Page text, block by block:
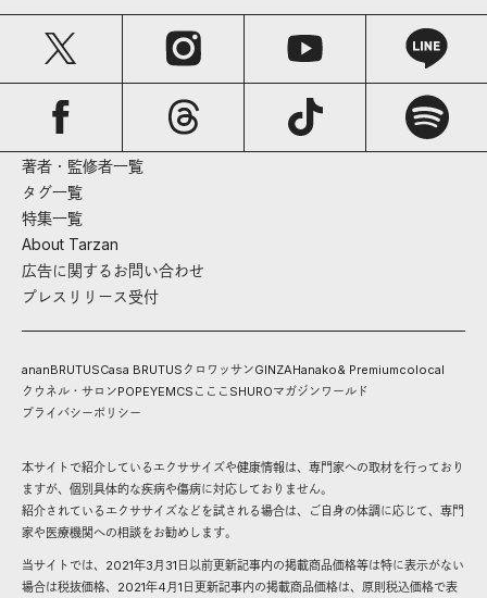
著者・監修者一覧
タグ一覧
特集一覧
About Tarzan
広告に関するお問い合わせ
プレスリリース受付
ananBRUTUSCasa BRUTUS クロワッサンGINZAHanako& Premiumcolocal
クウネル・サロンPOPEYEMCS こここ SHUROマガジンワールド
プライバシーポリシー
本サイトで紹介しているエクササイズや健康情報は、専門家への取材を行っており
ますが、個別具体的な疾病や傷病に対応しておりません。
紹介されているエクササイズなどを試される場合は、ご自身の体調に応じて、専門
家や医療機関への相談をお勧めします。
当サイトでは、2021年3月31日以前更新記事内の掲載商品価格等は特に表示がない
場合は税抜価格、2021年4月1日更新記事内の掲載商品価格は、原則税込価格で表